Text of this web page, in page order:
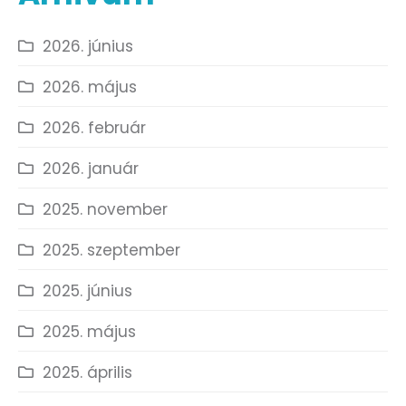
2026. június
2026. május
2026. február
2026. január
2025. november
2025. szeptember
2025. június
2025. május
2025. április